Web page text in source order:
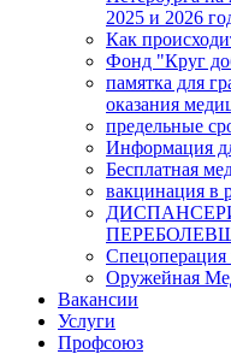
2025 и 2026
Как
Фонд "Круг
памятка для
оказания
предельные
Информация
Бесплатная
вакцинация в
Спецоперация
Оружейная
Вакансии
Услуги
Профсоюз